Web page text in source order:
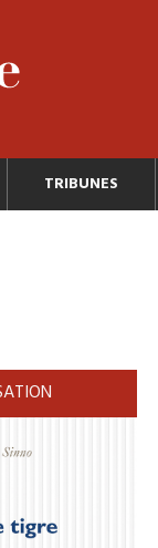
TRIBUNES